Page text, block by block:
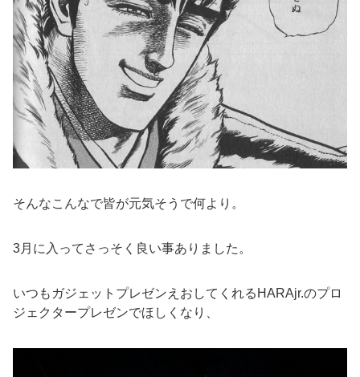
そんなこんなで皆が元気そうで何より。
3月に入ってさっそく良い事ありました。
いつもガジェットプレゼンえおしてくれるHARAjr.のプロ
ジェクタープレゼンでほしくなり、